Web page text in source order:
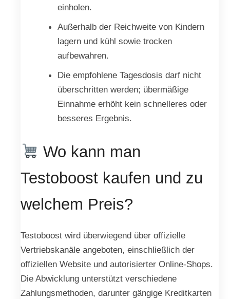
einholen.
Außerhalb der Reichweite von Kindern
lagern und kühl sowie trocken
aufbewahren.
Die empfohlene Tagesdosis darf nicht
überschritten werden; übermäßige
Einnahme erhöht kein schnelleres oder
besseres Ergebnis.
Wo kann man
Testoboost kaufen und zu
welchem Preis?
Testoboost wird überwiegend über offizielle
Vertriebskanäle angeboten, einschließlich der
offiziellen Website und autorisierter Online-Shops.
Die Abwicklung unterstützt verschiedene
Zahlungsmethoden, darunter gängige Kreditkarten